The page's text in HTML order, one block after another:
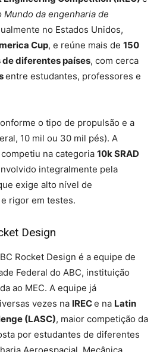
Mundo da engenharia de
no Estados Unidos,
Cup, e reúne mais de 150
diferentes países, com cerca
entre estudantes, professores e
o tipo de propulsão e a
10 mil ou 30 mil pés). A
na categoria 10k SRAD
integralmente pela
exige alto nível de
rigor em testes.
Design
Rocket Design é a equipe de
Federal do ABC, instituição
ao MEC. A equipe já
vezes na IRECe na Latin
(LASC), maior competição da
por estudantes de diferentes